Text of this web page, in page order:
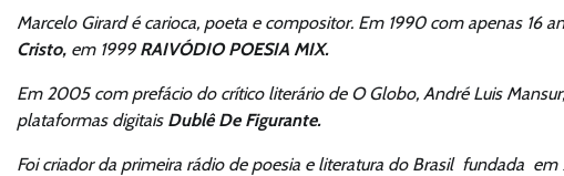
Marcelo Girard é carioca, poeta e compositor. Em 1990 com apenas 16
Cristo, em 1999 RAIVÓDIO POESIA MIX.
Em 2005 com prefácio do crítico literário de O Globo, André Luis
plataformas digitais Dublê De Figurante.
Foi criador da primeira rádio de poesia e literatura do Brasil fundada